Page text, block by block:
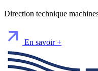
Direction technique
En savoir +